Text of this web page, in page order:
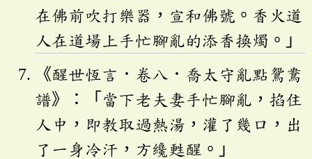
在佛前吹打樂器，宣和佛號。香火道
人在道場上手忙腳亂的添香換燭。」
《醒世恆言．卷八．喬太守亂點鴛鴦
譜》：「當下老夫妻手忙腳亂，掐住
人中，即教取過熱湯，灌了幾口，出
了一身冷汗，方纔甦醒。」